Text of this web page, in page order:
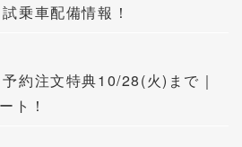
乗車配備情報！
予約注文特典10/28(火)まで｜
ト！